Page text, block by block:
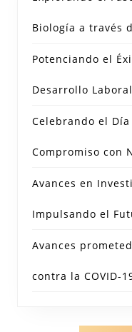
Biología a través
Potenciando el
Desarrollo Laboral
Celebrando el
Compromiso con
Avances en
Impulsando el
Avances
contra la COVID-